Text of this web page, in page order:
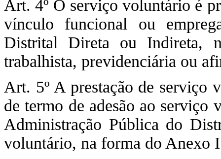
Art. 4º O serviço voluntário é
vínculo funcional ou
Distrital Direta ou Indireta,
trabalhista, previdenciária ou
Art. 5º A prestação de serviço
de termo de adesão ao serviço
Administração Pública do
voluntário, na forma do Anexo